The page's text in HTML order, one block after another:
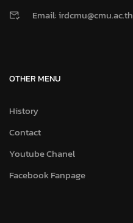
Email: irdcmu@cmu.ac.th
OTHER MENU
History
Contact
Youtube Chanel
Facebook Fanpage